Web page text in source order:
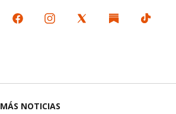
MÁS NOTICIAS